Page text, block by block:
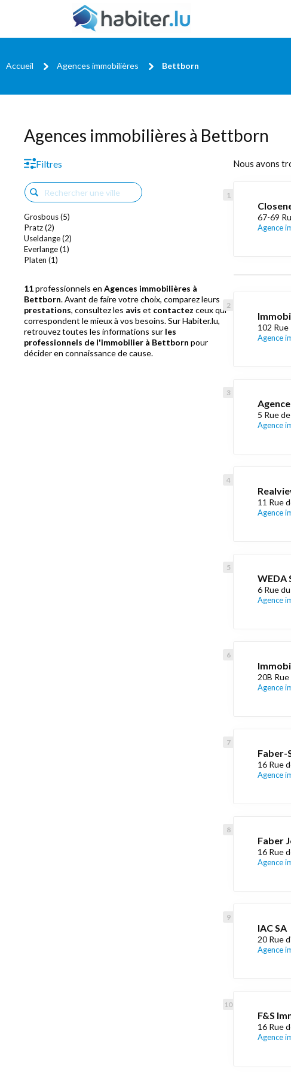
Accueil Agences immobilières Bettborn
Agences immobilières à Bettborn
Filtres
Grosbous (5)
Pratz (2)
Useldange (2)
Everlange (1)
Platen (1)
11professionnels en Agences immobilières à
Bettborn. Avant de faire votre choix, comparez leurs
prestations, consultez les avis et contactez ceux qui
correspondent le mieux à vos besoins. Sur Habiter.lu,
retrouvez toutes les informations sur les
professionnels de l'immobilier à Bettborn pour
décider en connaissance de cause.
Nous avons
67-69
Agence
102
Agence
5 Rue
Agence
11 Rue
Agence
WEDA
6 Rue
Agence
20B
Agence
Faber-
16 Rue
Agence
Faber
16 Rue
Agence
IAC SA
20 Rue
Agence
F&S
16 Rue
Agence